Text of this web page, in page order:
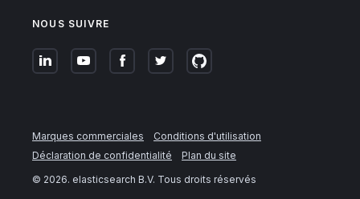
NOUS SUIVRE
Marques commerciales
Conditions d'utilisation
Déclaration de confidentialité
Plan du site
© 2026. elasticsearch B.V. Tous droits réservés